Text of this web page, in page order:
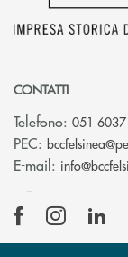
CONTATTI
Telefono: 051
PEC:
E-mail: